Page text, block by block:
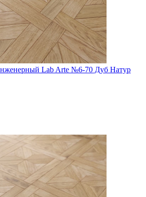
Lab Arte №6-70 Дуб Натур